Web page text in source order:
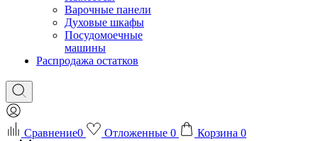
Варочные панели
Духовые шкафы
Посудомоечные
машины
Распродажа остатков
Сравнение0 Отложенные 0 Корзина 0